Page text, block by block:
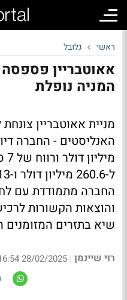
ראשי גלובל
אאוטבריין
המניה נופלת
מניית אאוטבריין
החברה מתמודדת עם
שיא בתזרים המזומנים
רוי שיינמן |
28/02/2025 16:54